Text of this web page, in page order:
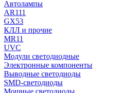
Автолампы
AR111
GX53
КЛЛ и прочие
MR11
UVC
Модули светодиодные
Электронные компоненты
Выводные светодиоды
SMD-светодиоды
Мощные светодиоды